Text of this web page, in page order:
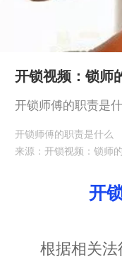
开锁视频：锁师
开锁师傅的职责是
开锁师傅的职责是什么
来源：开锁视频：锁师
开
根据相关